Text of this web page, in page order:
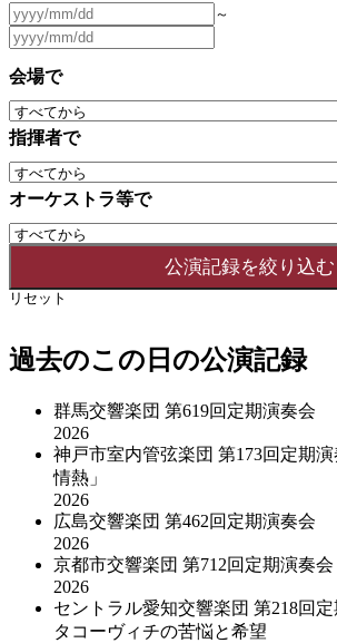
～
会場で
指揮者で
オーケストラ等で
リセット
過去のこの日の公演記録
群馬交響楽団 第619回定期演奏会
2026
神戸市室内管弦楽団 第173回定期
情熱」
2026
広島交響楽団 第462回定期演奏会
2026
京都市交響楽団 第712回定期演奏会
2026
セントラル愛知交響楽団 第218回
タコーヴィチの苦悩と希望